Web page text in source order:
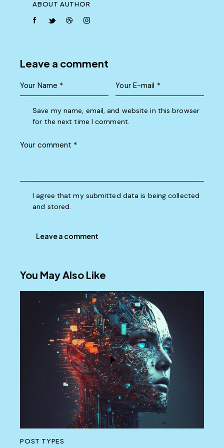
ABOUT AUTHOR
facebook-
twitter-dribble-instagram
Leave a comment
Save my name, email, and website in this browser
for the next time I comment.
I agree that my submitted data is being collected
and stored.
You May Also Like
POST TYPES